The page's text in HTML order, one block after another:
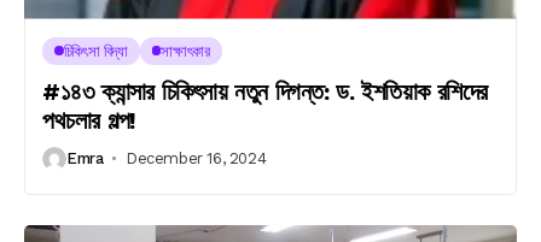
চিকিৎসা বিদ্যা সাক্ষাৎকার
#১৪৩ ক্যান্সার চিকিৎসায় নতুন দিগন্ত: ড. ইশতিয়াক রশিদের
পথচলার গল্প!
Emra December 16, 2024